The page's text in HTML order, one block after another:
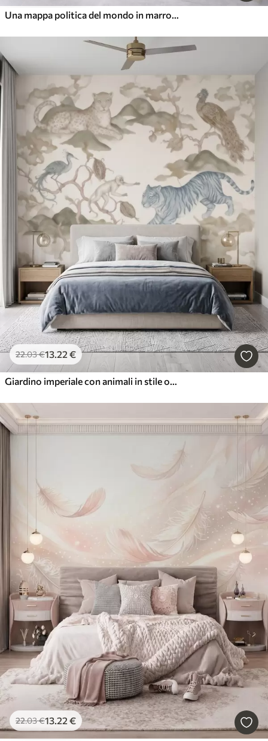
Una mappa politica del mondo in marrone con bandiere in inglese
22.03€13.22 €
Giardino imperiale con animali in stile orientale: scimmia, leopardo, tigre, pavone e airone
22.03€13.22 €